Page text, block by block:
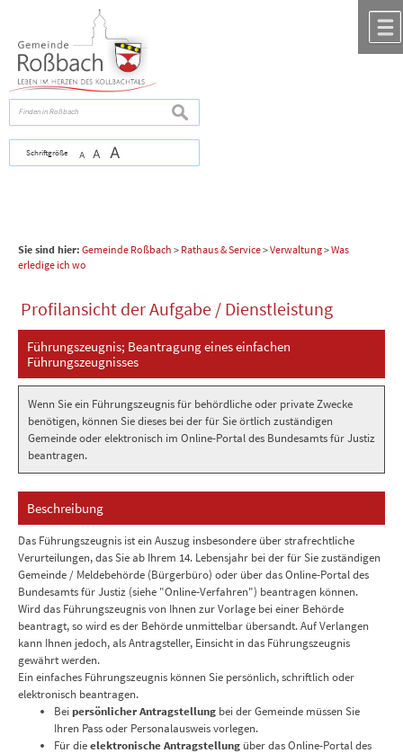
zur Navigation
Schriftgröße A A A
suchen
Sie sind hier: Gemeinde Roßbach > Rathaus & Service>Verwaltung>Was
erledige ich wo
Profilansicht der Aufgabe / Dienstleistung
Führungszeugnis; Beantragung eines einfachen
Führungszeugnisses
Wenn Sie ein Führungszeugnis für behördliche oder private Zwecke
benötigen, können Sie dieses bei der für Sie örtlich zuständigen
Gemeinde oder elektronisch im Online-Portal des Bundesamts für Justiz
beantragen.
Beschreibung
Das Führungszeugnis ist ein Auszug insbesondere über strafrechtliche
Verurteilungen, das Sie ab Ihrem 14. Lebensjahr bei der für Sie zuständigen
Gemeinde / Meldebehörde (Bürgerbüro) oder über das Online-Portal des
Bundesamts für Justiz (siehe "Online-Verfahren") beantragen können.
Wird das Führungszeugnis von Ihnen zur Vorlage bei einer Behörde
beantragt, so wird es der Behörde unmittelbar übersandt. Auf Verlangen
kann Ihnen jedoch, als Antragsteller, Einsicht in das Führungszeugnis
gewährt werden.
Ein einfaches Führungszeugnis können Sie persönlich, schriftlich oder
elektronisch beantragen.
Beipersönlicher Antragstellung bei der Gemeinde müssen Sie
Ihren Pass oder Personalausweis vorlegen.
Für dieelektronische Antragstellung über das Online-Portal des